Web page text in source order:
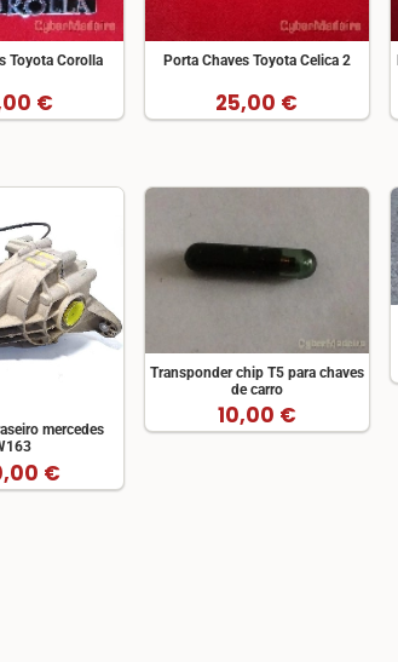
Toyota Corolla
€
Porta Chaves Toyota Celica 2
25,00 €
mercedes
€
Transponder chip T5 para chaves
de carro
10,00 €